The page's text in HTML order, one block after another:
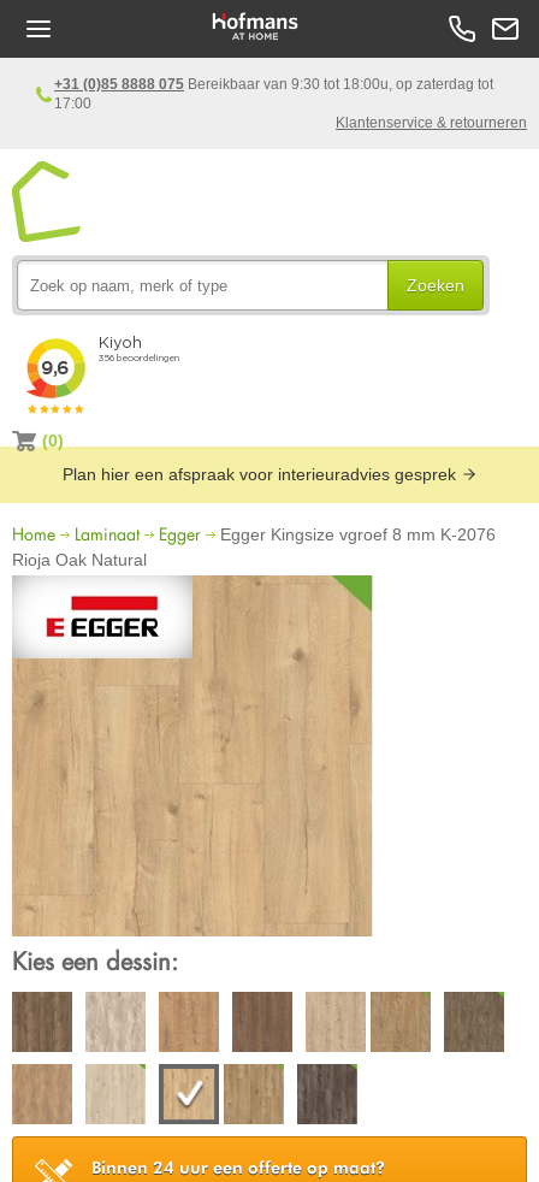
+31 (0)85 8888 075 Bereikbaar van 9:30 tot 18:00u, op zaterdag tot
17:00
Klantenservice & retourneren
Zoeken
(0)
Plan hier een afspraak voor interieuradvies gesprek
Home Laminaat Egger
Egger Kingsize vgroef 8 mm K-2076
Rioja Oak Natural
Kies een dessin:
Binnen 24 uur een offerte op maat?